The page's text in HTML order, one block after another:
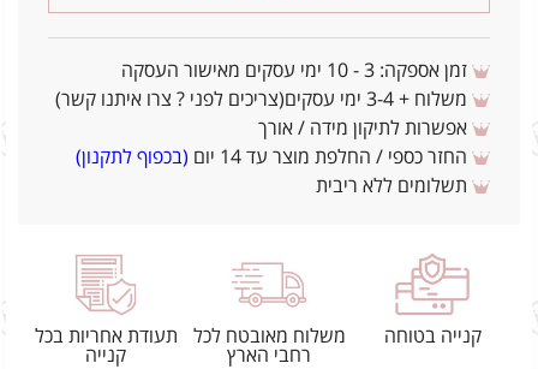
זמן אספקה: 3 - 10 ימי עסקים מאישור העסקה
משלוח + 3-4 ימי עסקים(צריכים לפני ? צרו איתנו קשר)
אפשרות לתיקון מידה / אורך
החזר כספי / החלפת מוצר עד 14 יום
(בכפוף לתקנון)
תשלומים ללא ריבית
קנייה בטוחה
משלוח מאובטח לכל
רחבי הארץ
תעודת אחריות בכל
קנייה